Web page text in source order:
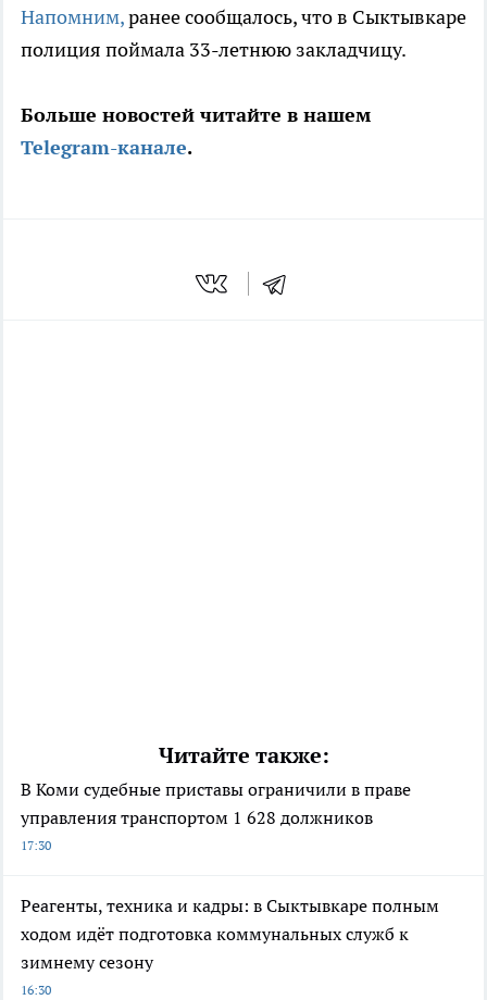
Напомним,ранее сообщалось, что в Сыктывкаре
полиция поймала 33-летнюю закладчицу.
Больше новостей читайте в нашем
Telegram-канале.
Читайте также:
В Коми судебные приставы ограничили в праве
управления транспортом 1 628 должников
17:30
Реагенты, техника и кадры: в Сыктывкаре полным
ходом идёт подготовка коммунальных служб к
зимнему сезону
16:30